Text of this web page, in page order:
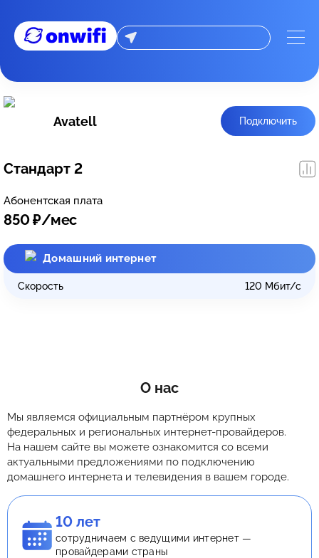
Avatell Подключить
Стандарт 2
Абонентская плата
850₽/мес
Домашний интернет
Скорость 120 Мбит/с
О нас
Мы являемся официальным партнёром крупных
федеральных и региональных интернет-провайдеров.
На нашем сайте вы можете ознакомится со всеми
актуальными предложениями по подключению
домашнего интернета и телевидения в вашем городе.
10 лет
сотрудничаем с ведущими интернет —
провайдерами страны